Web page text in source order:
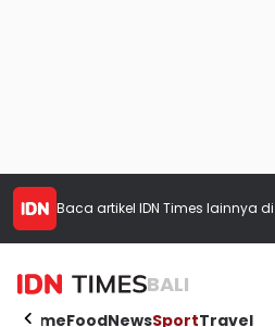
Baca artikel IDN Times lainnya di
BALI
HomeFoodNewsSportTravel